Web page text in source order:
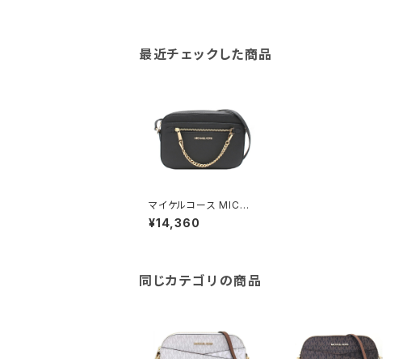
最近チェックした商品
マイケルコース MICHA
EL KORS ショルダーバ
ッグ 35S1GTTC7L-B
ド
¥14,360
同じカテゴリの商品